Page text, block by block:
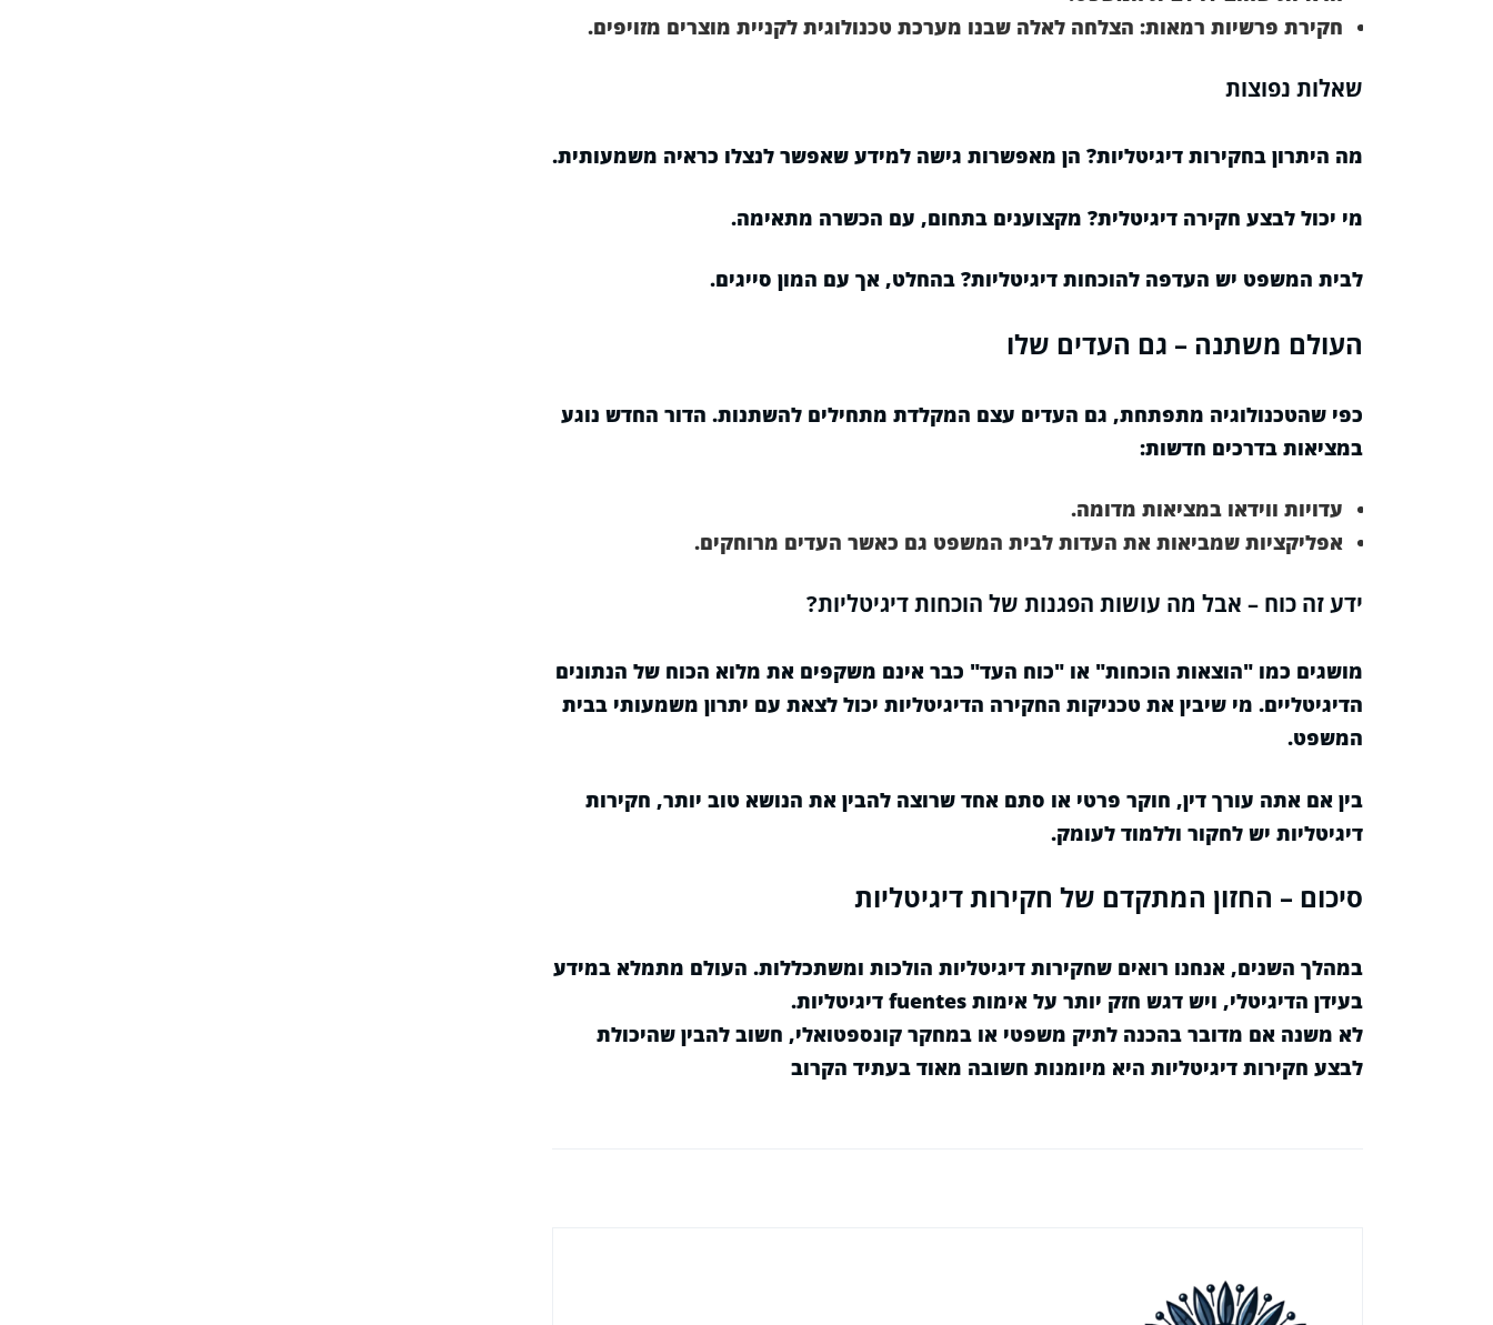
חקירת פרשיות רמאות: הצלחה לאלה שבנו מערכת טכנולוגית לקניית מוצרים מזויפים.
שאלות נפוצות
מה היתרון בחקירות דיגיטליות? הן מאפשרות גישה למידע שאפשר לנצלו כראיה משמעותית.
מי יכול לבצע חקירה דיגיטלית? מקצוענים בתחום, עם הכשרה מתאימה.
לבית המשפט יש העדפה להוכחות דיגיטליות? בהחלט, אך עם המון סייגים.
העולם משתנה – גם העדים שלו
כפי שהטכנולוגיה מתפתחת, גם העדים עצם המקלדת מתחילים להשתנות. הדור החדש נוגע
במציאות בדרכים חדשות:
עדויות ווידאו במציאות מדומה.
אפליקציות שמביאות את העדות לבית המשפט גם כאשר העדים מרוחקים.
ידע זה כוח – אבל מה עושות הפגנות של הוכחות דיגיטליות?
מושגים כמו "הוצאות הוכחות" או "כוח העד" כבר אינם משקפים את מלוא הכוח של הנתונים
הדיגיטליים. מי שיבין את טכניקות החקירה הדיגיטליות יכול לצאת עם יתרון משמעותי בבית
המשפט.
בין אם אתה עורך דין, חוקר פרטי או סתם אחד שרוצה להבין את הנושא טוב יותר, חקירות
דיגיטליות יש לחקור וללמוד לעומק.
סיכום – החזון המתקדם של חקירות דיגיטליות
במהלך השנים, אנחנו רואים שחקירות דיגיטליות הולכות ומשתכללות. העולם מתמלא במידע
בעידן הדיגיטלי, ויש דגש חזק יותר על אימות fuentes דיגיטליות.
לא משנה אם מדובר בהכנה לתיק משפטי או במחקר קונספטואלי, חשוב להבין שהיכולת
לבצע חקירות דיגיטליות היא מיומנות חשובה מאוד בעתיד הקרוב